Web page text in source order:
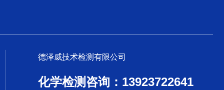
德泽威技术检测有限公司
化学检测咨询：13923722641